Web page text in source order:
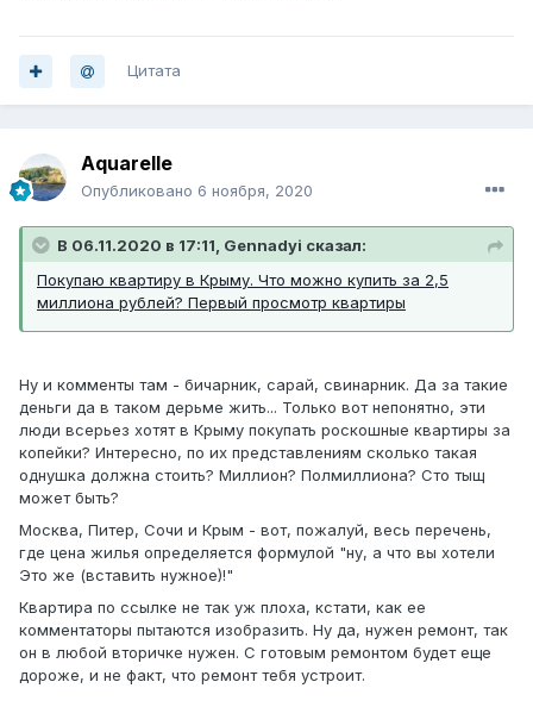
Цитата
Aquarelle
Опубликовано 6 ноября, 2020
В 06.11.2020 в 17:11, Gennadyi сказал:
Покупаю квартиру в Крыму. Что можно купить за 2,5
миллиона рублей? Первый просмотр квартиры
Ну и комменты там - бичарник, сарай, свинарник. Да за такие
деньги да в таком дерьме жить... Только вот непонятно, эти
люди всерьез хотят в Крыму покупать роскошные квартиры за
копейки? Интересно, по их представлениям сколько такая
однушка должна стоить? Миллион? Полмиллиона? Сто тыщ
может быть?
Москва, Питер, Сочи и Крым - вот, пожалуй, весь перечень,
где цена жилья определяется формулой "ну, а что вы хотели
Это же (вставить нужное)!"
Квартира по ссылке не так уж плоха, кстати, как ее
комментаторы пытаются изобразить. Ну да, нужен ремонт, так
он в любой вторичке нужен. С готовым ремонтом будет еще
дороже, и не факт, что ремонт тебя устроит.